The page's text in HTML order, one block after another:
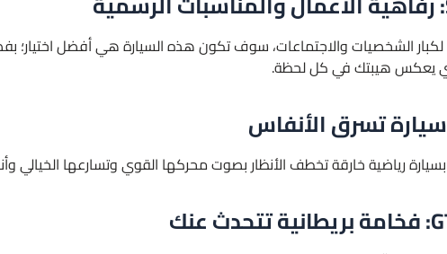
لكبار الشخصيات والاجتماعات، سوف تكون هذه السيارة هي أفضل اختيار؛
يعكس هيبتك في كل لحظة.
سيارة تسرق الأنفاس
بسيارة رياضية خارقة تخطف الأنظار بصوت محركها القوي وتسارعها الخيالي